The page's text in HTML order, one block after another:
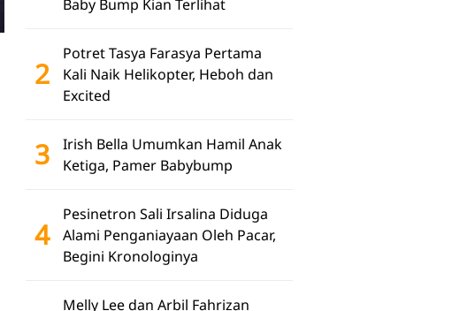
Baby Bump Kian Terlihat
2
Potret Tasya Farasya Pertama
Kali Naik Helikopter, Heboh dan
Excited
3
Irish Bella Umumkan Hamil Anak
Ketiga, Pamer Babybump
4
Pesinetron Sali Irsalina Diduga
Alami Penganiayaan Oleh Pacar,
Begini Kronologinya
Melly Lee dan Arbil Fahrizan